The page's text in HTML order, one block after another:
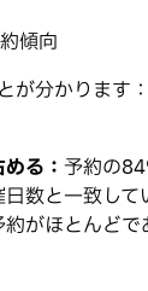
傾向
が分かります：
る： 予約の
数と一致して
がほとんどで